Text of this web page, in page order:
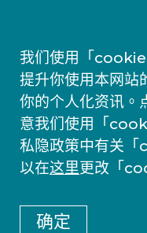
我们使用「
提升你使用本网站
你的个人化资讯。
意我们使用「
私隐政策中有关
以在这里更改「
确定